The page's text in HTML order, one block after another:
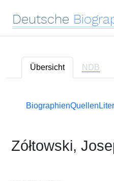
Deutsche
Übersicht NDB
BiographienQuellen
Zółtowski,